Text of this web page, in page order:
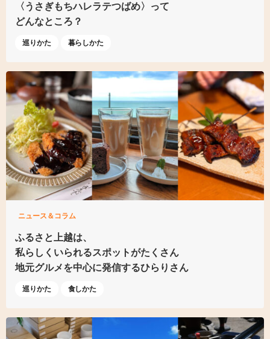
〈うさぎもちハレラテつばめ〉って
どんなところ？
巡りかた 暮らしかた
ニュース＆コラム
ふるさと上越は、
私らしくいられるスポットがたくさん
地元グルメを中心に発信するひらりさん
巡りかた 食しかた